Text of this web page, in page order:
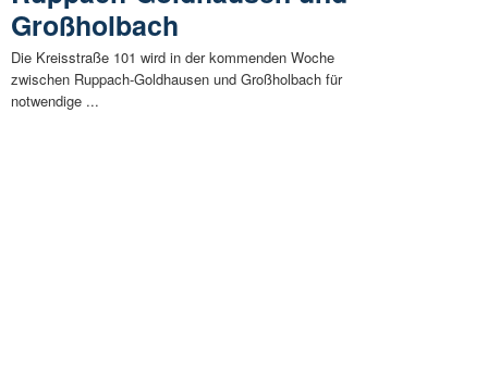
Großholbach
Die Kreisstraße 101 wird in der kommenden Woche
zwischen Ruppach-Goldhausen und Großholbach für
notwendige ...